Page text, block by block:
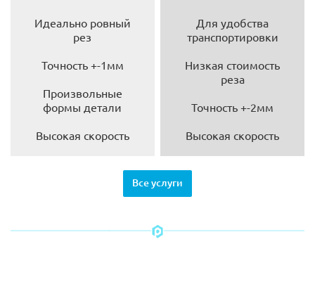
Идеально ровный
рез
Точность +-1мм
Произвольные
формы детали
Высокая скорость
Для удобства
транспортировки
Низкая стоимость
реза
Точность +-2мм
Высокая скорость
Все услуги